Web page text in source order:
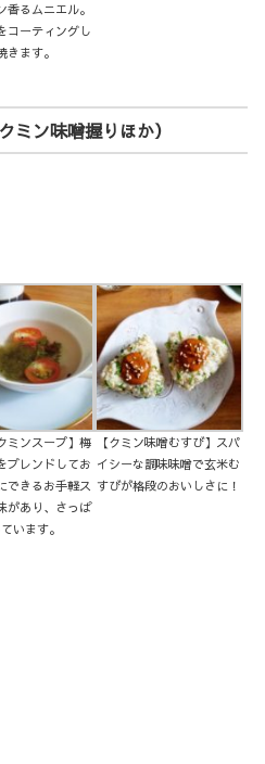
香るムニエル。
コーティングし
きます。
ン味噌握りほか）
ミンスープ】梅
ブレンドしてお
できるお手軽ス
があり、さっぱ
います。
【クミン味噌むすび】スパ
イシーな調味味噌で玄米む
すびが格段のおいしさに！